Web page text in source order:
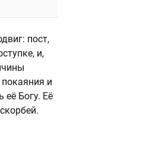
пост,
и,
и
её Богу. Её